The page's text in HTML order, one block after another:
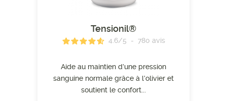
Tensionil®
4.6/5 - 780 avis
Aide au maintien d’une pression
sanguine normale grâce à l’olivier et
soutient le confort...